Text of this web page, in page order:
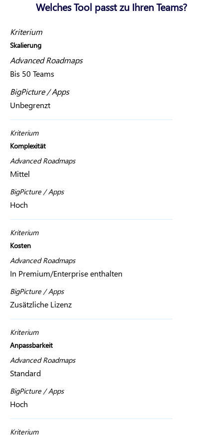
Welches Tool passt zu Ihren Teams?
Kriterium
Skalierung
Advanced Roadmaps
Bis 50 Teams
BigPicture / Apps
Unbegrenzt
Kriterium
Komplexität
Advanced Roadmaps
Mittel
BigPicture / Apps
Hoch
Kriterium
Kosten
Advanced Roadmaps
In Premium/Enterprise enthalten
BigPicture / Apps
Zusätzliche Lizenz
Kriterium
Anpassbarkeit
Advanced Roadmaps
Standard
BigPicture / Apps
Hoch
Kriterium